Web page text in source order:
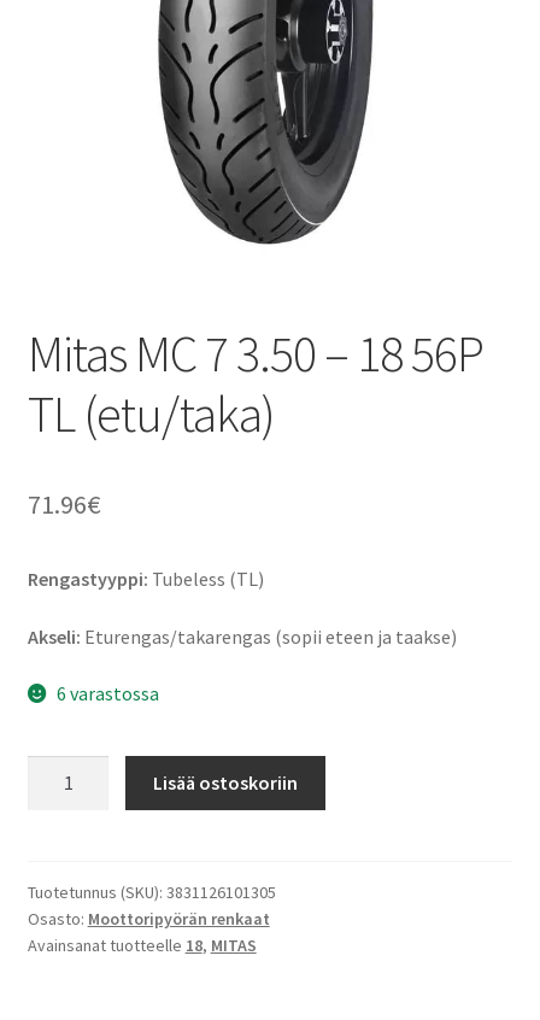
Mitas MC 7 3.50 – 18 56P
TL (etu/taka)
71.96€
Rengastyyppi: Tubeless (TL)
Akseli: Eturengas/takarengas (sopii eteen ja taakse)
6 varastossa
-
18
56P
Lisää ostoskoriin
Tuotetunnus (SKU): 3831126101305
Osasto: Moottoripyörän renkaat
Avainsanat tuotteelle 18, MITAS